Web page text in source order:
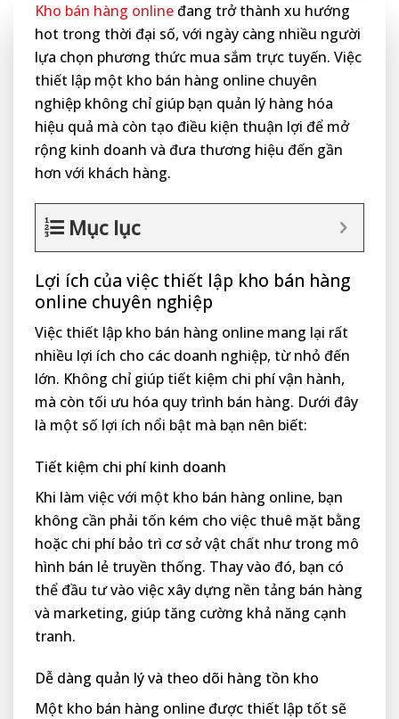
Kho bán hàng onlineđang trở thành xu hướng
hot trong thời đại số, với ngày càng nhiều người
lựa chọn phương thức mua sắm trực tuyến. Việc
thiết lập một kho bán hàng online chuyên
nghiệp không chỉ giúp bạn quản lý hàng hóa
hiệu quả mà còn tạo điều kiện thuận lợi để mở
rộng kinh doanh và đưa thương hiệu đến gần
hơn với khách hàng.
Mục lục
Lợi ích của việc thiết lập kho bán hàng
online chuyên nghiệp
Việc thiết lập kho bán hàng online mang lại rất
nhiều lợi ích cho các doanh nghiệp, từ nhỏ đến
lớn. Không chỉ giúp tiết kiệm chi phí vận hành,
mà còn tối ưu hóa quy trình bán hàng. Dưới đây
là một số lợi ích nổi bật mà bạn nên biết:
Tiết kiệm chi phí kinh doanh
Khi làm việc với một kho bán hàng online, bạn
không cần phải tốn kém cho việc thuê mặt bằng
hoặc chi phí bảo trì cơ sở vật chất như trong mô
hình bán lẻ truyền thống. Thay vào đó, bạn có
thể đầu tư vào việc xây dựng nền tảng bán hàng
và marketing, giúp tăng cường khả năng cạnh
tranh.
Dễ dàng quản lý và theo dõi hàng tồn kho
Một kho bán hàng online được thiết lập tốt sẽ